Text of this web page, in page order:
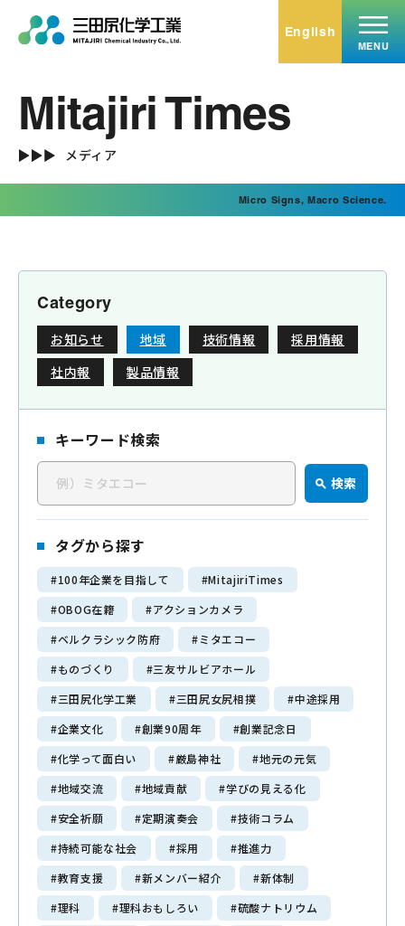
English
MENU
トップ
Top
事業内容
Service
有機化学品
ミタエコー
受託加工･小分け充填
ミタバイオ
不動産賃貸
三田尻化学工業について
About us
企業理念
私たちの強み
会社情報
Company
代表挨拶
会社概要
経営理念
90年の歴史
メディア
Mitajiri Times
採用情報
Recruit
Mitajiri Times
メディア
Micro Signs, Macro Science.
Category
お知らせ 地域 技術情報
採用情報
社内報
製品情報
キーワード検索
検
索
キ
ー
ワ
ー
ド
検索
タグから探す
#100年企業を目指して
#MitajiriTimes
#OBOG在籍
#アクションカメラ
#ベルクラシック防府
#ミタエコー
#ものづくり
#三友サルビアホール
#三田尻化学工業
#三田尻女尻相撲
#中途採用
#企業文化
#創業90周年
#創業記念日
#化学って面白い
#厳島神社
#地元の元気
#地域交流
#地域貢献
#学びの見える化
#安全祈願
#定期演奏会
#技術コラム
#持続可能な社会
#採用
#推進力
#教育支援
#新メンバー紹介
#新体制
#理科
#理科おもしろい
#硫酸ナトリウム